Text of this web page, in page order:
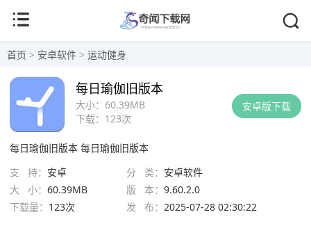
首页 > 安卓软件 > 运动健身
安卓版下载
大小： 60.39MB
下载： 123次
每日瑜伽旧版本
每日瑜伽旧版本 每日瑜伽旧版本
支 持： 安卓 分 类： 安卓软件
大 小： 60.39MB 版 本： 9.60.2.0
下载量： 123次 发 布： 2025-07-28 02:30:22